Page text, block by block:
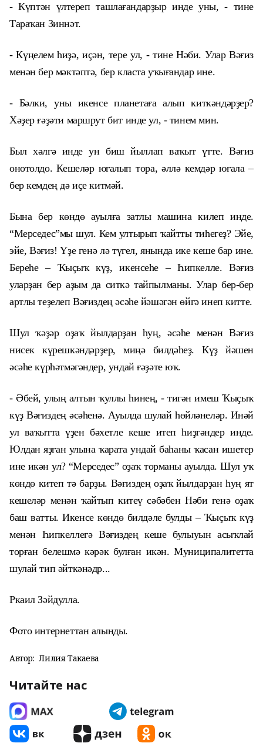
- Күптән үлтереп ташлағандарҙыр инде уны, - тине
Тараҡан Зиннәт.
- Күңелем һиҙә, иҫән, тере ул, - тине Нәби. Улар Вәғиз
менән бер мәктәптә, бер класта уҡығандар ине.
- Бәлки, уны икенсе планетаға алып киткәндәрҙер?
Хәҙер ғәҙәти маршрут бит инде ул, - тинем мин.
Был хәлгә инде ун биш йыллап ваҡыт үтте. Вәғиз
онотолдо. Кешеләр юғалып тора, әллә кемдәр юғала –
бер кемдең дә иҫе китмәй.
Бына бер көндө ауылға затлы машина килеп инде.
“Мерседес”мы шул. Кем ултырып ҡайтты тиһегеҙ? Эйе,
эйе, Вәғиз! Үҙе генә лә түгел, янында ике кеше бар ине.
Береһе – Ҡыҫыҡ күҙ, икенсеһе – Һипкелле. Вәғиз
уларҙан бер аҙым да ситкә тайпылманы. Улар бер-бер
артлы теҙелеп Вәғиздең әсәһе йәшәгән өйгә инеп китте.
Шул ҡәҙәр оҙаҡ йылдарҙан һуң, әсәһе менән Вәғиз
нисек күрешкәндәрҙер, миңә билдәһеҙ. Күҙ йәшен
әсәһе күрһәтмәгәндер, ундай ғәҙәте юҡ.
- Әбей, улың алтын ҡуллы һинең, - тигән имеш Ҡыҫыҡ
күҙ Вәғиздең әсәһенә. Ауылда шулай һөйләнеләр. Инәй
ул ваҡытта үҙен бәхетле кеше итеп һиҙгәндер инде.
Юлдан яҙған улына ҡарата ундай баһаны ҡасан ишетер
ине икән ул? “Мерседес” оҙаҡ торманы ауылда. Шул уҡ
көндө китеп тә барҙы. Вәғиздең оҙаҡ йылдарҙан һуң ят
кешеләр менән ҡайтып китеү сәбәбен Нәби генә оҙаҡ
баш ватты. Икенсе көндө билдәле булды – Ҡыҫыҡ күҙ
менән Һипкеллегә Вәғиздең кеше булыуын асыҡлай
торған белешмә кәрәк булған икән. Муниципалитетта
шулай тип әйткәнәдр...
Ркаил Зәйдулла.
Фото интернеттан алынды.
Автор: Лилия Такаева
Читайте нас